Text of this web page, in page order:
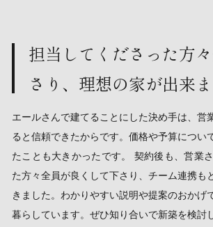
担当してくださった方
さり、理想の家が出来ま
エールさんで建てることにした決め手は、営
ると信頼できたからです。価格や予算につい
たことも大きかったです。 契約後も、営業
た方々全員が良くして下さり、チーム連携も
きました。わかりやすい説明や提案のおかげ
暮らしています。ぜひ知り合いで新築を検討